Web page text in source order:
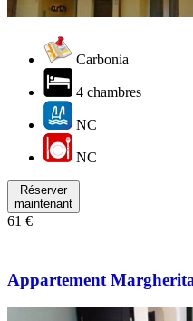
Carbonia
4 chambres
NC
NC
Réserver
maintenant
61 €
Appartement